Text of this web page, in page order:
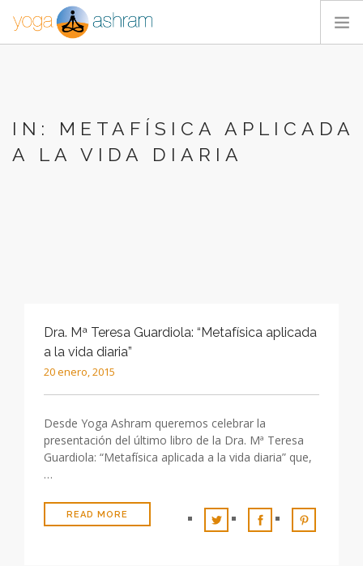
BLOG
CONTACTA
IN: METAFÍSICA APLICADA
A LA VIDA DIARIA
Dra. Mª Teresa Guardiola: “Metafísica aplicada
a la vida diaria”
20 enero, 2015
Desde Yoga Ashram queremos celebrar la
presentación del último libro de la Dra. Mª Teresa
Guardiola: “Metafísica aplicada a la vida diaria” que,
…
READ MORE